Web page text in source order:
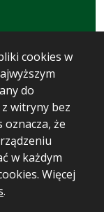
cookies w
do
witryny bez
oznacza, że
w każdym
Więcej
.